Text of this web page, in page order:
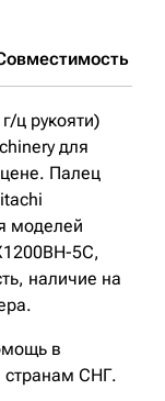
ц рукояти)
для
Палец
моделей
5C,
наличие на
в
странам СНГ.